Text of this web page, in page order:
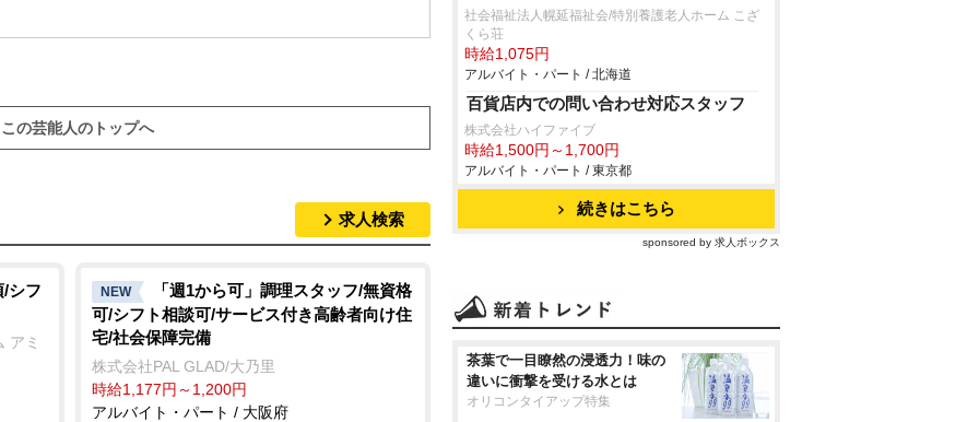
この芸能人のトップへ
求人検索
シフ
アミ
NEW
「週1から可」調理スタッフ/無資格
可/シフト相談可/サービス付き高齢者向け住
宅/社会保障完備
株式会社PAL GLAD/大乃里
時給1,177円～1,200円
アルバイト・パート / 大阪府
社会福祉法人幌延福祉会/特別養護老人ホーム こざ
くら荘
時給1,075円
アルバイト・パート / 北海道
百貨店内での問い合わせ対応スタッフ
株式会社ハイファイブ
時給1,500円～1,700円
アルバイト・パート / 東京都
続きはこちら
sponsored by 求人ボックス
茶葉で一目瞭然の浸透力！味の
違いに衝撃を受ける水とは
オリコンタイアップ特集